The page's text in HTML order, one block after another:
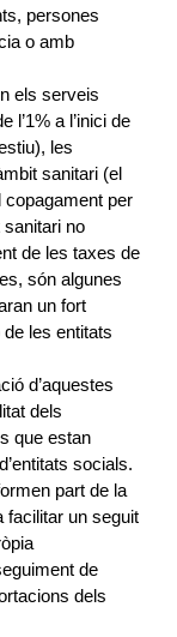
persones
o amb
els serveis
l’1% a l’inici de
les
sanitari (el
copagament per
no
de les taxes de
són algunes
un fort
les entitats
d’aquestes
dels
que estan
socials.
part de la
facilitar un seguit
de
dels